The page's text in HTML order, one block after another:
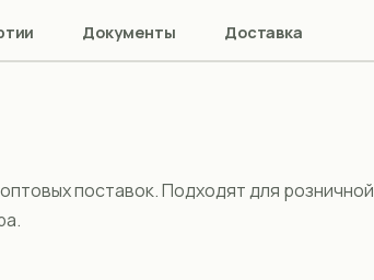
Документы Доставка
поставок. Подходят для розничной